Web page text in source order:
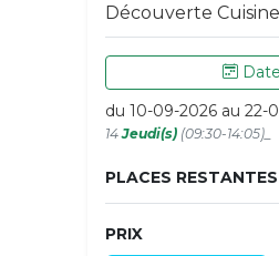
Découverte
du 10-09-2026 au 22-
14Jeudi(s) (09:30-14:05)_
PLACES RESTANTES
PRIX